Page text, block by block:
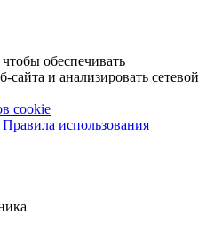
обеспечивать
и анализировать сетевой
cookie
Правила использования